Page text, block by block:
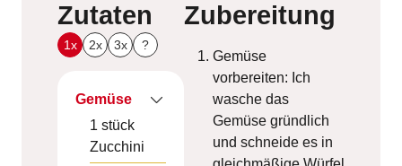
Zutaten
1x 2x 3x ?
Gemüse
1 stück
Zucchini
Zubereitung
Gemüse
vorbereiten: Ich
wasche das
Gemüse gründlich
und schneide es in